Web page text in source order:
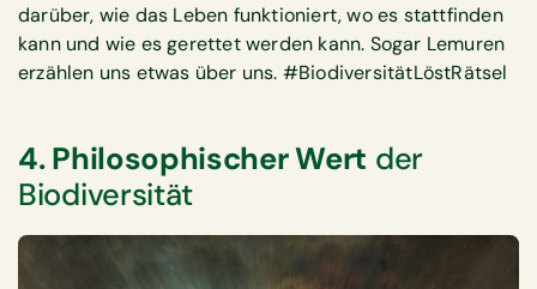
darüber, wie das Leben funktioniert, wo es stattfinden
kann und wie es gerettet werden kann. Sogar Lemuren
erzählen uns etwas über uns. #BiodiversitätLöstRätsel
4. Philosophischer Wert der
Biodiversität